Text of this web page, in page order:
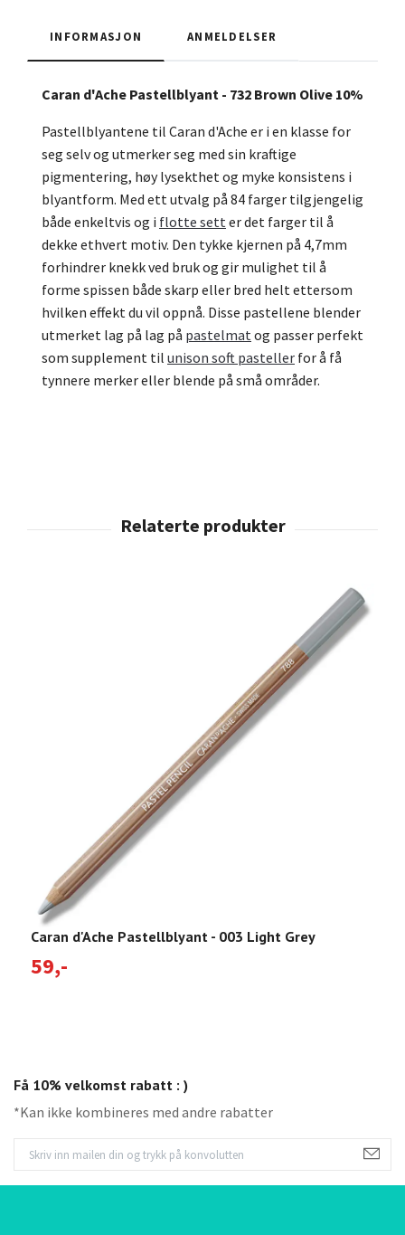
Få 10% velkomst rabatt : )
*Kan ikke kombineres med andre rabatter
INFORMASJON ANMELDELSER
Caran d'Ache Pastellblyant - 732 Brown Olive 10%
Pastellblyantene til Caran d'Ache er i en klasse for
seg selv og utmerker seg med sin kraftige
pigmentering, høy lysekthet og myke konsistens i
blyantform. Med ett utvalg på 84 farger tilgjengelig
både enkeltvis og i flotte sett er det farger til å
dekke ethvert motiv. Den tykke kjernen på 4,7mm
forhindrer knekk ved bruk og gir mulighet til å
forme spissen både skarp eller bred helt ettersom
hvilken effekt du vil oppnå. Disse pastellene blender
utmerket lag på lag på pastelmat og passer perfekt
som supplement til unison soft pasteller for å få
tynnere merker eller blende på små områder.
Caran d'Ache Pastellblyant - 003 Light Grey
59,-